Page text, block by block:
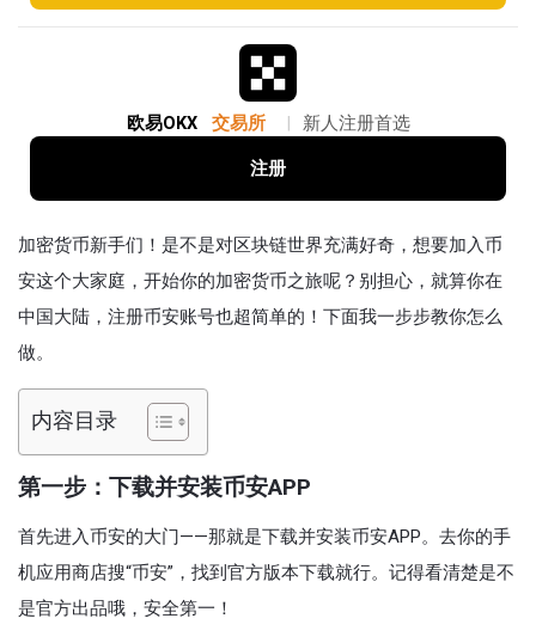
欧易OKX 交易所 新人注册首选
注册
加密货币新手们！是不是对区块链世界充满好奇，想要加入币
安这个大家庭，开始你的加密货币之旅呢？别担心，就算你在
中国大陆，注册币安账号也超简单的！下面我一步步教你怎么
做。
内容目录
第一步：下载并安装币安APP
首先进入币安的大门——那就是下载并安装币安APP。去你的手
机应用商店搜“币安”，找到官方版本下载就行。记得看清楚是不
是官方出品哦，安全第一！